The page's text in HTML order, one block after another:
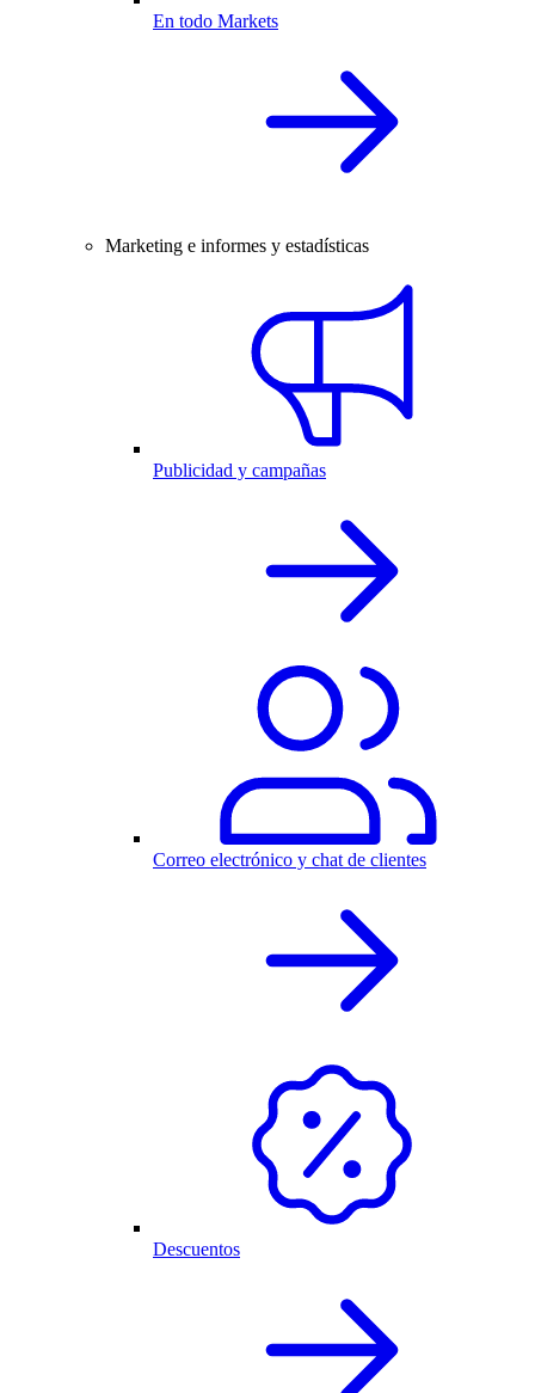
En todo Markets
Marketing e informes y estadísticas
Publicidad y campañas
Correo electrónico y chat de clientes
Descuentos